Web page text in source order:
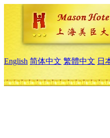
English 简体中文 繁體中文 日